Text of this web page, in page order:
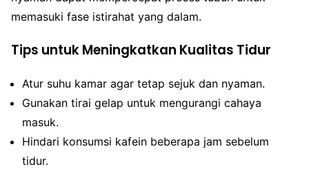
memasuki fase istirahat yang dalam.
Tips untuk Meningkatkan Kualitas Tidur
Atur suhu kamar agar tetap sejuk dan nyaman.
Gunakan tirai gelap untuk mengurangi cahaya
masuk.
Hindari konsumsi kafein beberapa jam sebelum
tidur.